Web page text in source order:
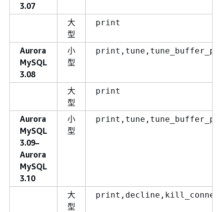
3.07
大
型
print
Aurora
MySQL
3.08
小
型
大
型
print
Aurora
MySQL
3.09–
Aurora
MySQL
3.10
小
型
大
型